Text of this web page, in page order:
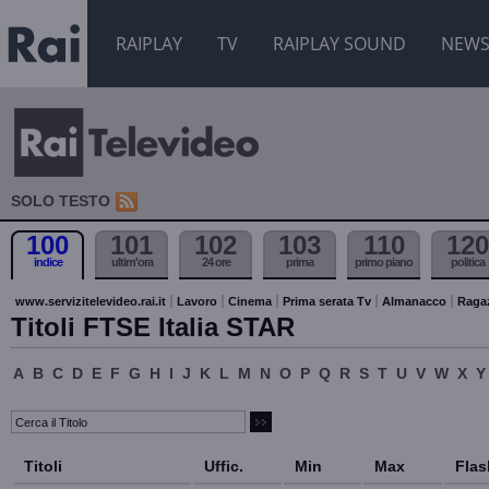
RAIPLAY TV RAIPLAY SOUND NEWS
SOLO TESTO
100
indice
101
ultim'ora
102
24 ore
103
prima
110
primo piano
120
politica
www.servizitelevideo.rai.it Lavoro Cinema Prima serata Tv Almanacco
Titoli FTSE Italia STAR
A B C D E F G H I J K L M N O P Q R S T U V W X Y
Titoli Uffic. Min Max